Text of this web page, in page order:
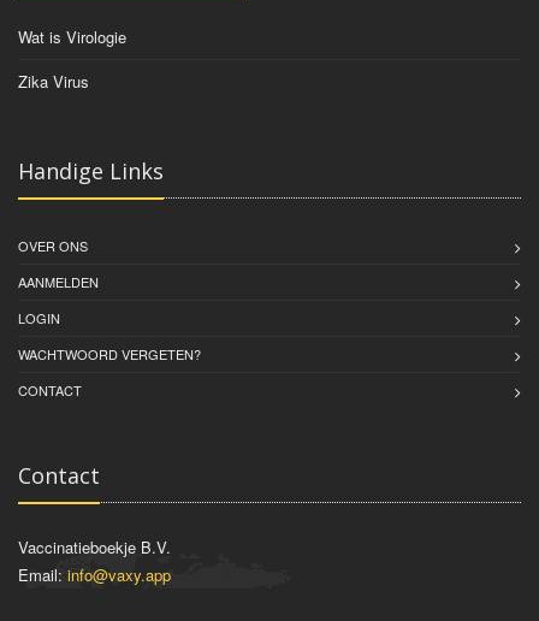
Wat is Virologie
Zika Virus
Handige Links
OVER ONS
AANMELDEN
LOGIN
WACHTWOORD VERGETEN?
CONTACT
Contact
Vaccinatieboekje B.V.
Email: info@vaxy.app